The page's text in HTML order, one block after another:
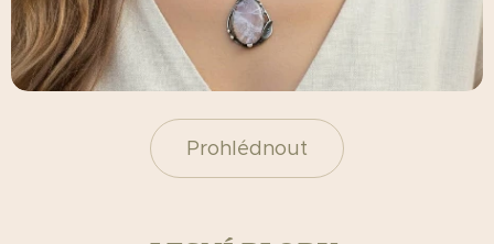
Prohlédnout